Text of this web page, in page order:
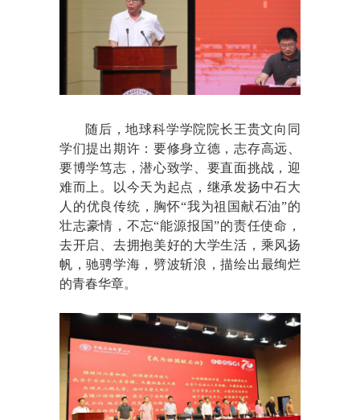
随后，地球科学学院院长王贵文向同
学们提出期许：要修身立德，志存高远、
要博学笃志，潜心致学、要直面挑战，迎
难而上。以今天为起点，继承发扬中石大
人的优良传统，胸怀“我为祖国献石油”的
壮志豪情，不忘“能源报国”的责任使命，
去开启、去拥抱美好的大学生活，乘风扬
帆，驰骋学海，劈波斩浪，描绘出最绚烂
的青春华章。